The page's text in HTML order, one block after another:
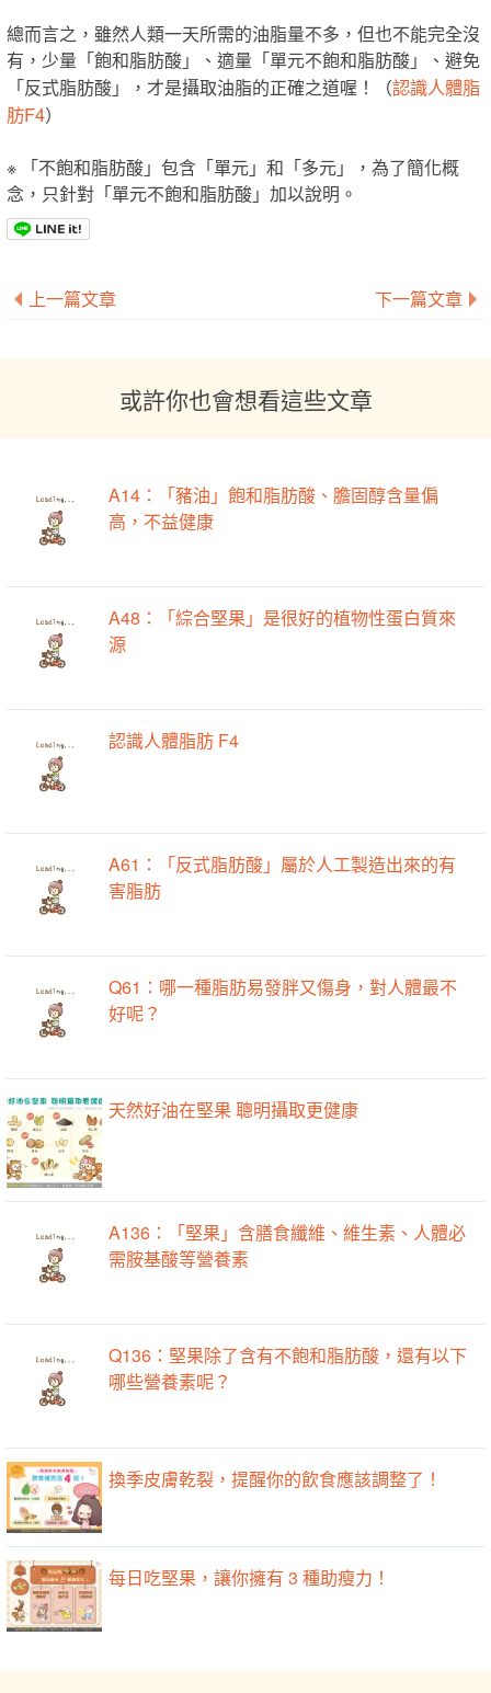
總而言之，雖然人類一天所需的油脂量不多，但也不能完全沒
有，少量「飽和脂肪酸」、適量「單元不飽和脂肪酸」、避免
「反式脂肪酸」，才是攝取油脂的正確之道喔！（認識人體脂
肪F4）
※ 「不飽和脂肪酸」包含「單元」和「多元」，為了簡化概
念，只針對「單元不飽和脂肪酸」加以說明。
上一篇文章 下一篇文章
或許你也會想看這些文章
A14：「豬油」飽和脂肪酸、膽固醇含量偏
高，不益健康
A48：「綜合堅果」是很好的植物性蛋白質來
源
認識人體脂肪 F4
A61：「反式脂肪酸」屬於人工製造出來的有
害脂肪
Q61：哪一種脂肪易發胖又傷身，對人體最不
好呢？
天然好油在堅果 聰明攝取更健康
A136：「堅果」含膳食纖維、維生素、人體必
需胺基酸等營養素
Q136：堅果除了含有不飽和脂肪酸，還有以下
哪些營養素呢？
換季皮膚乾裂，提醒你的飲食應該調整了！
每日吃堅果，讓你擁有 3 種助瘦力！